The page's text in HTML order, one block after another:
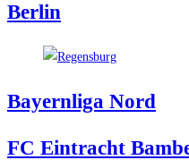
Berlin
Bay­ern­li­ga Nord
FC Ein­tracht